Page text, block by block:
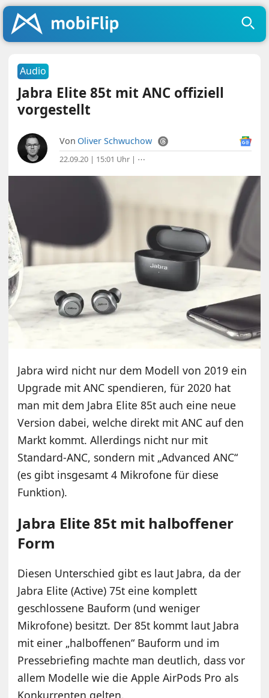
Audio
Jabra Elite 85t mit ANC offiziell
vorgestellt
Von Oliver Schwuchow
22.09.20 | 15:01 Uhr | ⋯
Jabra wird nicht nur dem Modell von 2019 ein
Upgrade mit ANC spendieren, für 2020 hat
man mit dem Jabra Elite 85t auch eine neue
Version dabei, welche direkt mit ANC auf den
Markt kommt. Allerdings nicht nur mit
Standard-ANC, sondern mit „Advanced ANC“
(es gibt insgesamt 4 Mikrofone für diese
Funktion).
Jabra Elite 85t mit halboffener
Form
Diesen Unterschied gibt es laut Jabra, da der
Jabra Elite (Active) 75t eine komplett
geschlossene Bauform (und weniger
Mikrofone) besitzt. Der 85t kommt laut Jabra
mit einer „halboffenen“ Bauform und im
Pressebriefing machte man deutlich, dass vor
allem Modelle wie die Apple AirPods Pro als
Konkurrenten gelten.